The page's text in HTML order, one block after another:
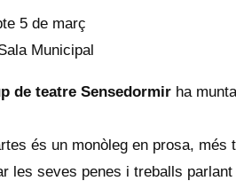
5 de març
Municipal
de teatre Sensedormir ha
és un monòleg en prosa,
les seves penes i treballs